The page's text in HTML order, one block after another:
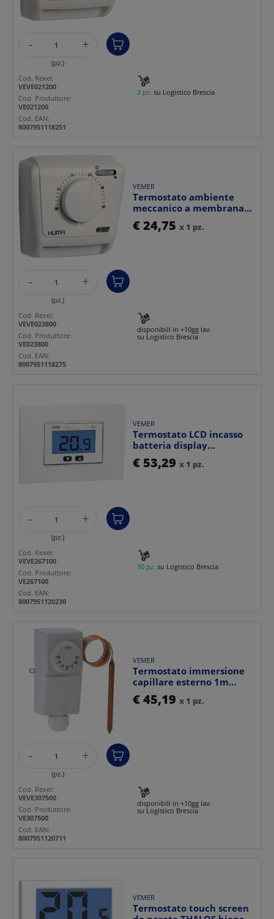
- +
(pz.)
3 pz. su Logistico Brescia
Cod. Rexel:
VEVE021200
Cod. Produttore:
VE021200
Cod. EAN:
8007951118251
VEMER
Termostato ambiente
meccanico a membrana
gas con interruttore est...
€ 24,75 x 1 pz.
- +
(pz.)
disponibili in +10gg lav.
su Logistico Brescia
Cod. Rexel:
VEVE023800
Cod. Produttore:
VE023800
Cod. EAN:
8007951118275
VEMER
Termostato LCD incasso
batteria display
retroilluminato
controllo...
€ 53,29 x 1 pz.
- +
(pz.)
30 pz. su Logistico Brescia
Cod. Rexel:
VEVE267100
Cod. Produttore:
VE267100
Cod. EAN:
8007951120230
VEMER
Termostato immersione
capillare esterno 1m
regolabile per caldaie...
€ 45,19 x 1 pz.
- +
(pz.)
disponibili in +10gg lav.
su Logistico Brescia
Cod. Rexel:
VEVE307500
Cod. Produttore:
VE307500
Cod. EAN:
8007951120711
VEMER
Termostato touch screen